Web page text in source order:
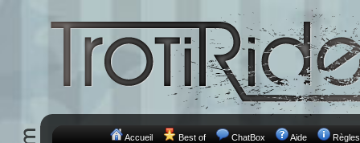
Accueil Best of ChatBox Aide Règles